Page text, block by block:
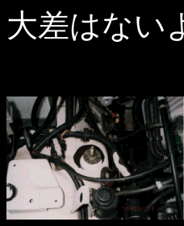
大差はない